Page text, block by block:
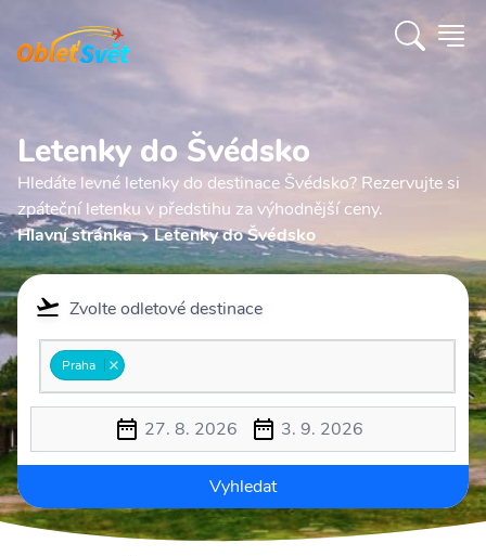
Letenky do Švédsko
Hledáte levné letenky do destinace Švédsko? Rezervujte si
zpáteční letenku v předstihu za výhodnější ceny.
Hlavní stránka
Letenky do Švédsko
Zvolte odletové destinace
Praha
27. 8. 2026 3. 9. 2026
Vyhledat